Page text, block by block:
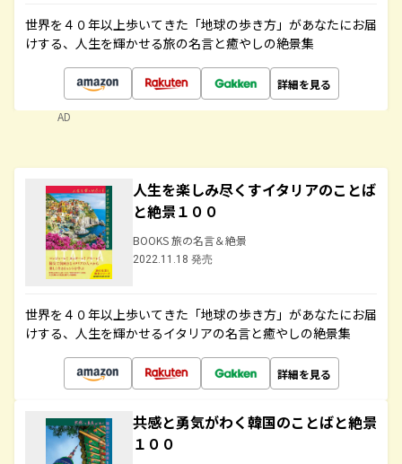
世界を４０年以上歩いてきた「地球の歩き方」があなたにお届
けする、人生を輝かせる旅の名言と癒やしの絶景集
詳細を見る
AD
人生を楽しみ尽くすイタリアのことば
と絶景１００
BOOKS 旅の名言＆絶景
2022.11.18 発売
世界を４０年以上歩いてきた「地球の歩き方」があなたにお届
けする、人生を輝かせるイタリアの名言と癒やしの絶景集
詳細を見る
共感と勇気がわく韓国のことばと絶景
１００